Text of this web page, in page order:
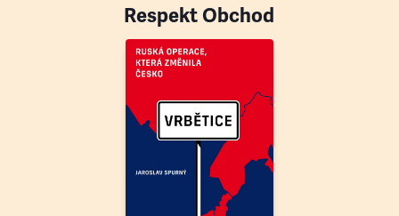
Respekt Obchod